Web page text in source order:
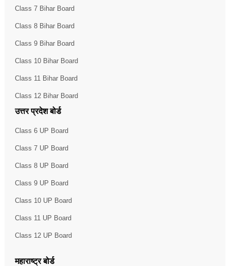
Class 7 Bihar Board
Class 8 Bihar Board
Class 9 Bihar Board
Class 10 Bihar Board
Class 11 Bihar Board
Class 12 Bihar Board
उत्तर प्रदेश बोर्ड
Class 6 UP Board
Class 7 UP Board
Class 8 UP Board
Class 9 UP Board
Class 10 UP Board
Class 11 UP Board
Class 12 UP Board
महाराष्ट्र बोर्ड